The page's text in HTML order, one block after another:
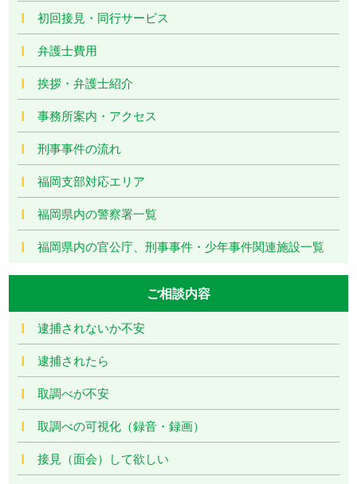
初回接見・同行サービス
弁護士費用
挨拶・弁護士紹介
事務所案内・アクセス
刑事事件の流れ
福岡支部対応エリア
福岡県内の警察署一覧
福岡県内の官公庁、刑事事件・少年事件関連施設一覧
ご相談内容
逮捕されないか不安
逮捕されたら
取調べが不安
取調べの可視化（録音・録画）
接見（面会）して欲しい